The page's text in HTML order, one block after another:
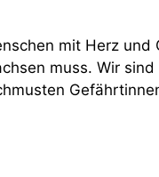
mit Herz
muss. Wir